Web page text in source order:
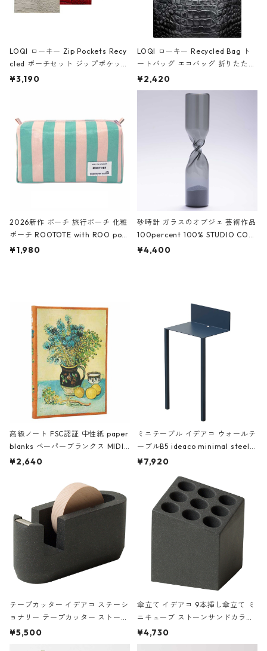
LOQI ローキー Zip Pockets Recy
cled ポーチセット ジップポケット
ファスナーポーチ 撥水加工 トラベ
ーガンディー、オフホワイト
¥3,190
LOQI ローキー Recycled Bag ト
ートバッグ エコバッグ 折りたたみ
大きめ 撥水加工 収納ポーチ CRO
CODILE/Black クロコダイル/ブラ
¥2,420
2026新作 ポーチ 旅行ポーチ 化粧
ポーチ ROOTOTE with ROO pou
ch 3532 ルートート WR.ポーチ.ラ
¥1,980
砂時計 ガラスのオブジェ 芸術作品
100percent 100% STUDIO COH
AKU Timeless 100パーセント ス
¥4,400
高級ノート FSC認証 中性紙 paper
blanks ペーパーブランクス MIDI
ハードカバー 罫線 ヴァン・ゴッホ
¥2,640
ミニテーブル イデアコ ウォールテ
ーブルB5 ideaco minimal steel f
urniture WALL Table B5 ネイビー
¥7,920
テープカッター イデアコ ステーシ
ョナリー テープカッター ストーン
サンドカラー 石調 ideaco Station
¥5,500
傘立て イデアコ 9本挿し傘立て ミ
ニキューブ ストーンサンドカラー
石調 ideaco Umbrella Stand CUB
E ストーンサンドブラック
¥4,730